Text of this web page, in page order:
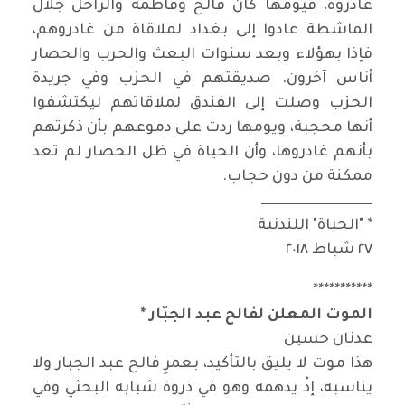
غادروه، فيومها كان فالح وفاطمة والراحل جلال
الماشطة عادوا إلى بغداد لملاقاة من غادروهم،
فإذا بهؤلاء وبعد سنوات البعث والحرب والحصار
أناس آخرون. صديقتهم في الحزب وفي جريدة
الحزب وصلت إلى الفندق لملاقاتهم ليكتشفوا
أنها محجبة، ويومها ردت على دموعهم بأن ذكرتهم
بأنهم غادروها، وأن الحياة في ظل الحصار لم تعد
ممكنة من دون حجاب.
ـــــــــــــــــــــــــــــــــــــــــ
* "الحياة" اللندنية
٢٧ شباط ٢٠١٨
***********
الموت المعلن لفالح عبد الجبّار *
عدنان حسين
هذا موت لا يليق بالتأكيد، بعمرِ فالح عبد الجبار ولا
يناسبه، إذْ يدهمه وهو في ذروة شبابه البحثي وفي